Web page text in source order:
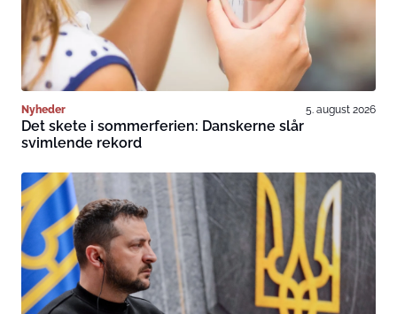
Nyheder 5. august 2026
Det skete i sommerferien: Danskerne slår
svimlende rekord